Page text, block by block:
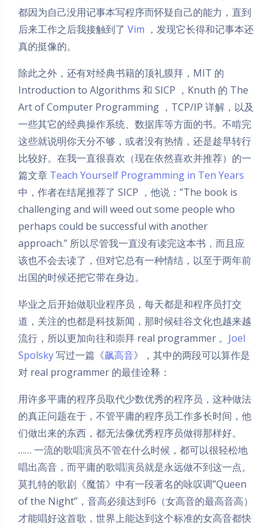
都因为自己没用记事本写程序而怀疑自己的能力，直到
后来工作之后我接触到了 Vim ，发现它长得和记事本还
真的挺像的。
除此之外，还有对经典书籍的顶礼膜拜，MIT 的
Introduction to Algorithms 和 SICP ，Knuth 的 The
Art of Computer Programming ，TCP/IP 详解，以及
一些其它的经典操作系统、数据库等方面的书。不啃完
这些就说明你天分不够，或者没有热情，还是趁早转行
比较好。在我一直很喜欢（现在依然喜欢并推荐）的一
篇文章 Teach Yourself Programming in Ten Years
中，作者在结尾推荐了 SICP ，他说：”The book is
challenging and will weed out some people who
perhaps could be successful with another
approach.” 所以尽管我一直没有读完这本书，而且应
该也不会去读了，但对它总有一种情结，以至于两年前
出国的时候还把它带在身边。
毕业之后开始做职业程序员，每天都是和程序员打交
道，关注的也都是科技新闻，那时候硅谷文化也越来越
流行，所以更加向往和崇拜 real programmer 。 Joel
Spolsky写过一篇《飙高音》，其中的两段可以算作是
对 real programmer 的最佳诠释：
用许多平庸的程序员取代少数优秀的程序员，这种做法
的真正问题在于，不管平庸的程序员工作多长时间，他
们做出来的东西，都无法像优秀程序员做得那样好。
…… 一流的歌唱演员不管在什么时候，都可以很轻松地
唱出高音，而平庸的歌唱演员就是永远做不到这一点。
莫扎特的歌剧《魔笛》中有一段著名的咏叹调”Queen
of the Night”，音高必须达到F6（女高音的最高音高）
才能唱好这首歌，世界上能达到这个标准的女高音都快